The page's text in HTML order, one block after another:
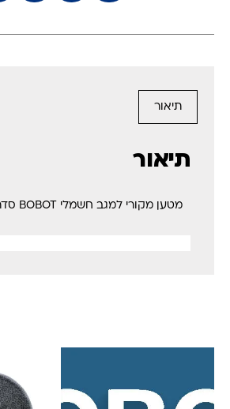
תיאור
תיאור
מטען מקורי למגב חשמלי BOBOT סדרה 8 ו 9